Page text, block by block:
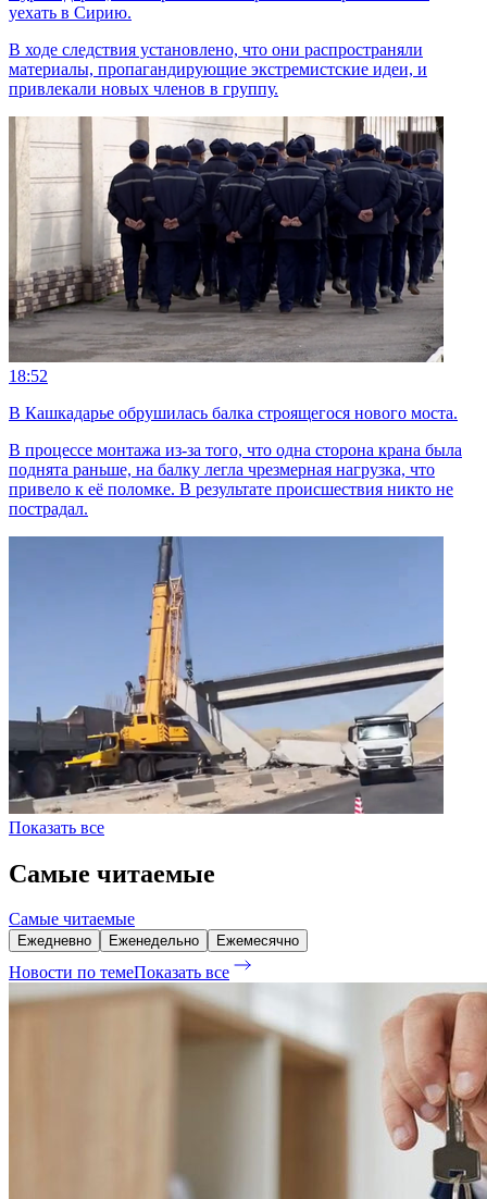
уехать в Сирию.
В ходе следствия установлено, что они распространяли
материалы, пропагандирующие экстремистские идеи, и
привлекали новых членов в группу.
18:52
В Кашкадарье обрушилась балка строящегося нового моста.
В процессе монтажа из-за того, что одна сторона крана была
поднята раньше, на балку легла чрезмерная нагрузка, что
привело к её поломке. В результате происшествия никто не
пострадал.
Показать все
Самые читаемые
Самые читаемые
Ежедневно Еженедельно Ежемесячно
Новости по темеПоказать все